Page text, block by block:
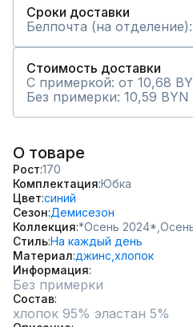
Сроки доставки
Белпочта (на
Стоимость доставки
С примеркой: от 10,68
Без примерки: 10,59 BYN
О товаре
Рост 170
Комплектация Юбка
Цвет синий
Сезон Демисезон
Коллекция *Осень 2024*,
СтильНа каждый день
Материал джинс, хлопок
Информация
Без примерки
Состав
хлопок 95% эластан 5%